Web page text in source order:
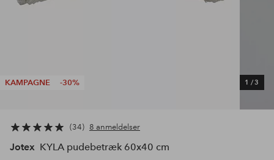
KAMPAGNE -30% 1 /3
34 8 anmeldelser
Jotex KYLA pudebetræk 60x40 cm